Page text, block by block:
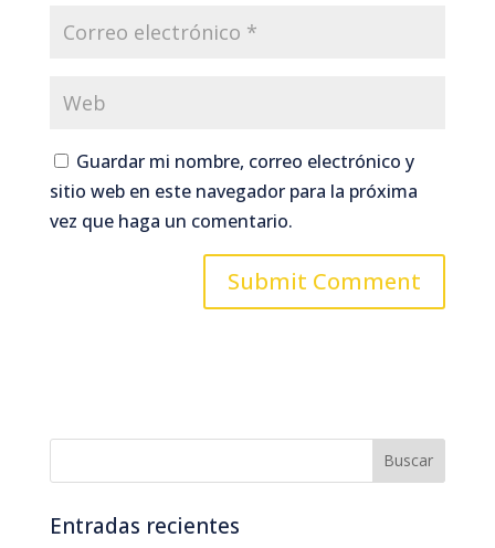
Guardar mi nombre, correo electrónico y
sitio web en este navegador para la próxima
vez que haga un comentario.
Entradas recientes